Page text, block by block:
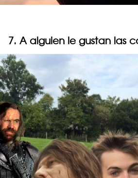
7. A alguien le gustan las